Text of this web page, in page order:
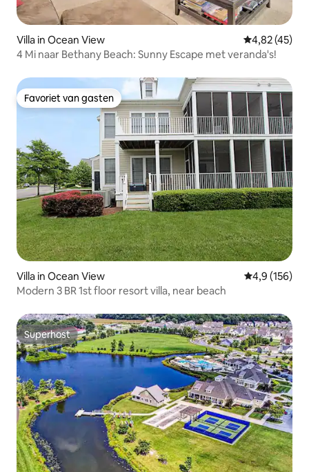
Villa in Ocean View Gemiddelde
4,82 (45)
4 Mi naar Bethany Beach: Sunny Escape met veranda's!
Favoriet van gasten
Favoriet van gasten
Villa in Ocean View Gemiddelde
4,9 (156)
Modern 3 BR 1st floor resort villa, near beach
Superhost
Superhost